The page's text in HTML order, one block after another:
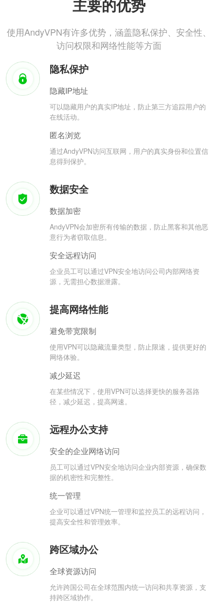
主要的优势
使用AndyVPN有许多优势，涵盖隐私保护、安全性、
访问权限和网络性能等方面
隐私保护
隐藏IP地址
可以隐藏用户的真实IP地址，防止第三方追踪用户的
在线活动。
匿名浏览
通过AndyVPN访问互联网，用户的真实身份和位置信
息得到保护。
数据安全
数据加密
AndyVPN会加密所有传输的数据，防止黑客和其他恶
意行为者窃取信息。
安全远程访问
企业员工可以通过VPN安全地访问公司内部网络资
源，无需担心数据泄露。
提高网络性能
避免带宽限制
使用VPN可以隐藏流量类型，防止限速，提供更好的
网络体验。
减少延迟
在某些情况下，使用VPN可以选择更快的服务器路
径，减少延迟，提高网速。
远程办公支持
安全的企业网络访问
员工可以通过VPN安全地访问企业内部资源，确保数
据的机密性和完整性。
统一管理
企业可以通过VPN统一管理和监控员工的远程访问，
提高安全性和管理效率。
跨区域办公
全球资源访问
允许跨国公司在全球范围内统一访问和共享资源，支
持跨区域协作。